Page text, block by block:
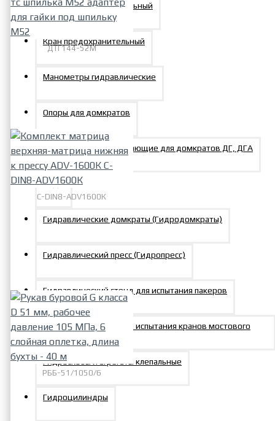
Клапан предохранительный
Кран предохранительный
Манометры гидравлические
Опоры для домкратов
Опоры штоковые плавающие для домкратов ДГ, ДГА
РВДИ
Гидравлические домкраты (Гидродомкраты)
Гидравлический пресс (Гидропресс)
Гидравлический стенд для испытания пакеров
Гидронагружатели для испытания кранов мостового
типа
Гидроскобы и агрегаты клепальные
Гидроцилиндры
ДТГ144-52М
шпилька М52 адаптер для
122147р.
C-DIN8-ADV1600К
Комплект матрица
ADV1600К
РББ-51/1050/6
Рукав буровой G класса D 51